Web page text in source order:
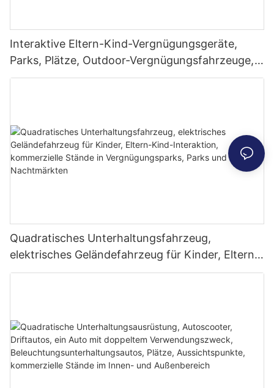
Interaktive Eltern-Kind-Vergnügungsgeräte,
Parks, Plätze, Outdoor-Vergnügungsfahrzeuge,
Besichtigungsfahrzeuge, Musik- und
Quadratisches Unterhaltungsfahrzeug,
elektrisches Geländefahrzeug für Kinder, Eltern-
Kind-Interaktion, kommerzielle Stände in